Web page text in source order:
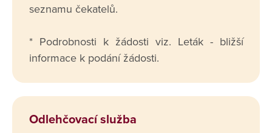
seznamu čekatelů.
* Podrobnosti k žádosti viz. Leták - bližší
informace k podání žádosti.
Odlehčovací služba